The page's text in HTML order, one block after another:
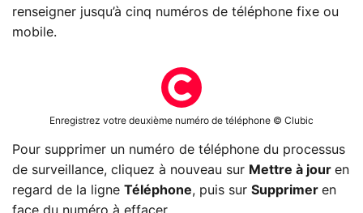
renseigner jusqu’à cinq numéros de téléphone fixe ou
mobile.
Enregistrez votre deuxième numéro de téléphone © Clubic
Pour supprimer un numéro de téléphone du processus
de surveillance, cliquez à nouveau sur Mettre à jour en
regard de la ligne Téléphone, puis sur Supprimer en